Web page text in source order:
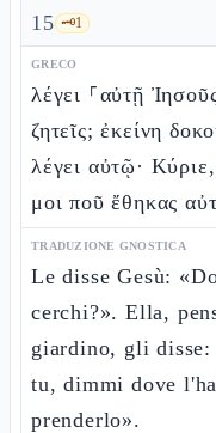
15 🗝️1
GRECO
λέγει ⸀αὐτῇ
ζητεῖς; ἐκείνη
λέγει αὐτῷ·
μοι ποῦ ἔθηκας
TRADUZIONE GNOSTICA
Le disse Gesù:
cerchi?». Ella,
giardino, gli
tu, dimmi dove
prenderlo».